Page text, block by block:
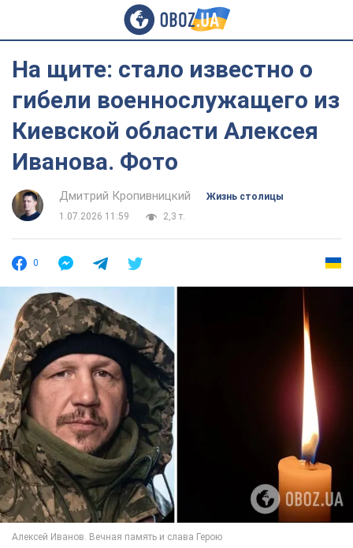
На щите: стало известно о
гибели военнослужащего из
Киевской области Алексея
Иванова. Фото
Дмитрий Кропивницкий
Жизнь столицы
1.07.2026 11:59
2,3 т.
0